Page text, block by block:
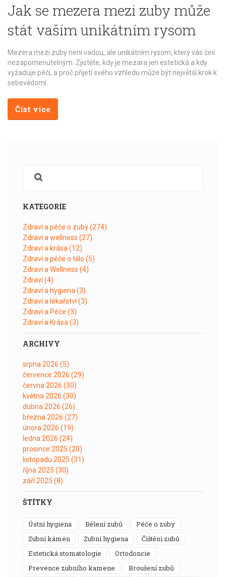
Jak se mezera mezi zuby může
stát vaším unikátním rysom
Mezera mezi zuby není vadou, ale unikátním rysom, který vás činí
nezapomenutelným. Zjistěte, kdy je mezara jen estetická a kdy
vyžaduje péči, a proč přijetí svého vzhledu může být největší krok k
sebevědomí.
Číst více
KATEGORIE
Zdraví a péče o zuby(274)
Zdraví a wellness (27)
Zdraví a krása (12)
Zdraví a péče o tělo (5)
Zdraví a Wellness (4)
Zdraví(4)
Zdraví a hygiena (3)
Zdraví a lékařství(3)
Zdraví a Péče (3)
Zdraví a Krása (3)
ARCHIVY
srpna 2026 (5)
července 2026 (29)
června 2026 (30)
května 2026 (30)
dubna 2026 (26)
března 2026 (27)
února 2026 (19)
ledna 2026 (24)
prosince 2025 (20)
listopadu 2025 (31)
října 2025 (30)
září 2025 (8)
ŠTÍTKY
ústní hygiena bělení zubů
péče o zuby
zubní kámen
zubní hygiena
čištění zubů
estetická stomatologie
ortodoncie
prevence zubního kamene
broušení zubů